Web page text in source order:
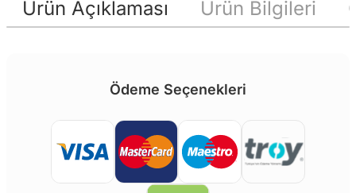
Ürün Açıklaması Ürün Bilgileri
Ödeme Seçenekleri